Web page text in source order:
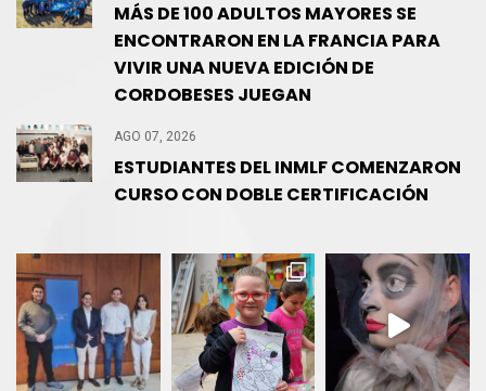
MÁS DE 100 ADULTOS MAYORES SE
ENCONTRARON EN LA FRANCIA PARA
VIVIR UNA NUEVA EDICIÓN DE
CORDOBESES JUEGAN
AGO 07, 2026
ESTUDIANTES DEL INMLF COMENZARON
CURSO CON DOBLE CERTIFICACIÓN